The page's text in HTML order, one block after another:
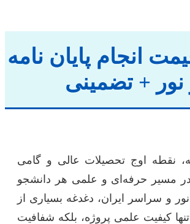
انجام پایان نامه
نور + تضمینی
نقطه اوج تحصیلات عالی و گامی
مسیر حرفه‌ای و علمی هر دانشجو
و سراسر ایران، دغدغه بسیاری از
کیفیت علمی پروژه، بلکه شفافیت